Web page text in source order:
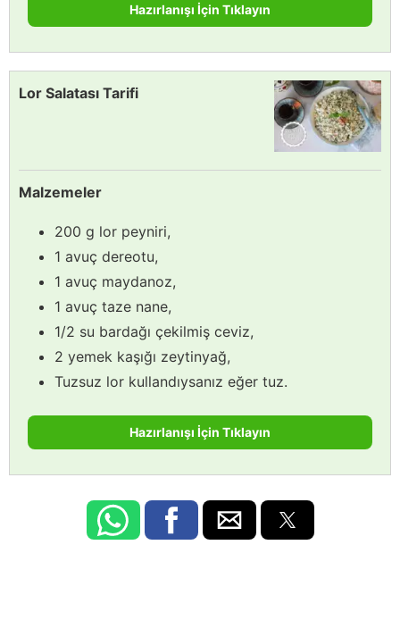
Hazırlanışı İçin Tıklayın
Lor Salatası Tarifi
Malzemeler
200 g lor peyniri,
1 avuç dereotu,
1 avuç maydanoz,
1 avuç taze nane,
1/2 su bardağı çekilmiş ceviz,
2 yemek kaşığı zeytinyağ,
Tuzsuz lor kullandıysanız eğer tuz.
Hazırlanışı İçin Tıklayın